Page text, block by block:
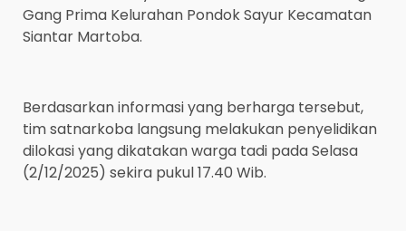
Gang Prima Kelurahan Pondok Sayur Kecamatan
Siantar Martoba.
Berdasarkan informasi yang berharga tersebut,
tim satnarkoba langsung melakukan penyelidikan
dilokasi yang dikatakan warga tadi pada Selasa
(2/12/2025) sekira pukul 17.40 Wib.